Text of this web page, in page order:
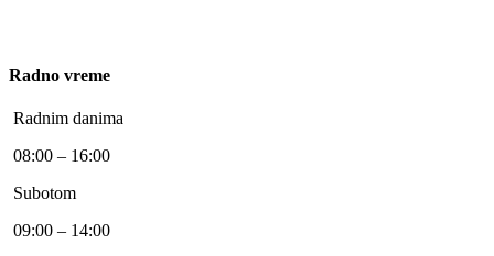
Radno vreme
Radnim danima
08:00 – 16:00
Subotom
09:00 – 14:00